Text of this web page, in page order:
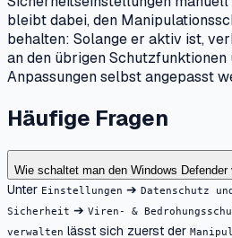
bleibt dabei, den
behalten: Solange er aktiv ist,
an den übrigen Schutzfunktionen
Anpassungen selbst angepasst
Häufige Fragen
Wie schaltet man den Windows
Unter Einstellungen ➔ Datenschutz
Sicherheit ➔ Viren- &
verwalten lässt sich zuerst der